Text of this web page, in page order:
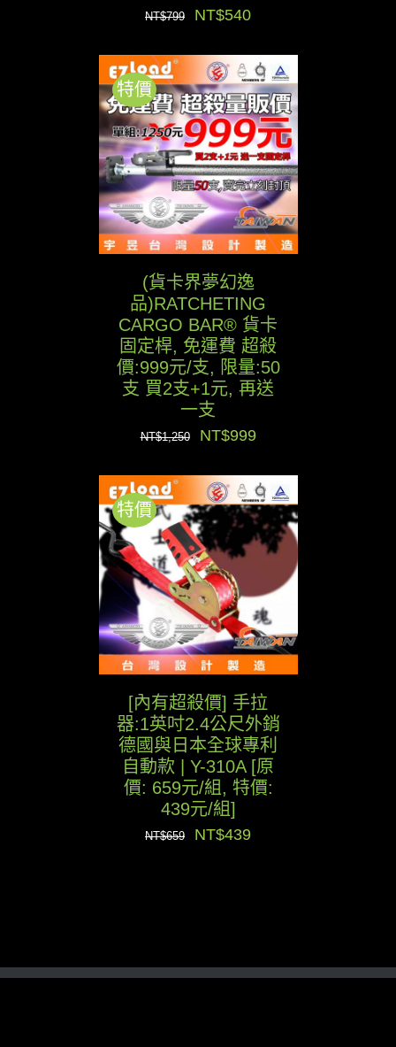
NT$799
原
價
格：
NT$799。
NT$540目
價
格：
NT$540。
特價
(貨卡界夢幻逸
品)RATCHETING
CARGO BAR® 貨卡
固定桿, 免運費 超殺
價:999元/支, 限量:50
支 買2支+1元, 再送
一支
NT$1,250
原
價
格：
NT$1,250。
NT$999目
價
格：
NT$999。
特價
[內有超殺價] 手拉
器:1英吋2.4公尺外銷
德國與日本全球專利
自動款 | Y-310A [原
價: 659元/組, 特價:
439元/組]
NT$659
原
NT$439目